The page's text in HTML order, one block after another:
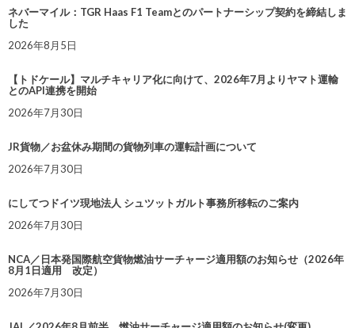
ネバーマイル：TGR Haas F1 Teamとのパートナーシップ契約を締結しま
した
2026年8月5日
【トドケール】マルチキャリア化に向けて、2026年7月よりヤマト運輸
とのAPI連携を開始
2026年7月30日
JR貨物／お盆休み期間の貨物列車の運転計画について
2026年7月30日
にしてつドイツ現地法人 シュツットガルト事務所移転のご案内
2026年7月30日
NCA／日本発国際航空貨物燃油サーチャージ適用額のお知らせ（2026年
8月1日適用 改定）
2026年7月30日